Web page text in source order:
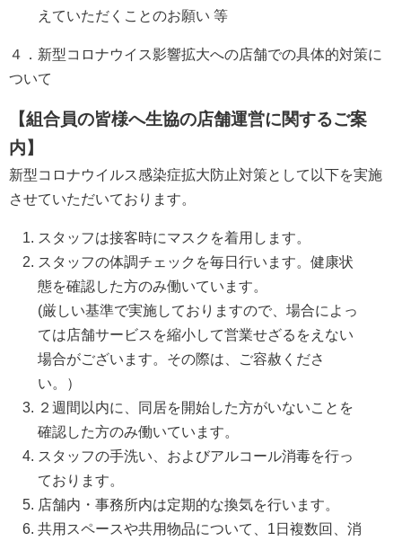
えていただくことのお願い 等
４．新型コロナウイス影響拡大への店舗での具体的対策に
ついて
【組合員の皆様へ生協の店舗運営に関するご案
内】
新型コロナウイルス感染症拡大防止対策として以下を実施
させていただいております。
スタッフは接客時にマスクを着用します。
スタッフの体調チェックを毎日行います。健康状
態を確認した方のみ働いています。
(厳しい基準で実施しておりますので、場合によっ
ては店舗サービスを縮小して営業せざるをえない
場合がございます。その際は、ご容赦くださ
い。）
２週間以内に、同居を開始した方がいないことを
確認した方のみ働いています。
スタッフの手洗い、およびアルコール消毒を行っ
ております。
店舗内・事務所内は定期的な換気を行います。
共用スペースや共用物品について、1日複数回、消